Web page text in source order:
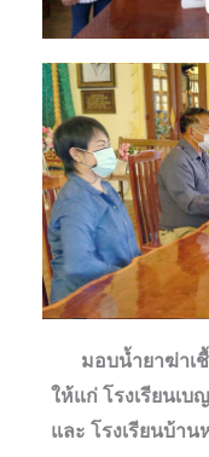
มอบน้ำยาฆ่าเ
ให้แก่ โรงเรียนเบ
และ โรงเรียนบ้า